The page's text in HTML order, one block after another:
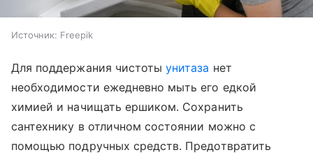
Источник: Freepik
Для поддержания чистотыунитаза нет
необходимости ежедневно мыть его едкой
химией и начищать ершиком. Сохранить
сантехнику в отличном состоянии можно с
помощью подручных средств. Предотвратить